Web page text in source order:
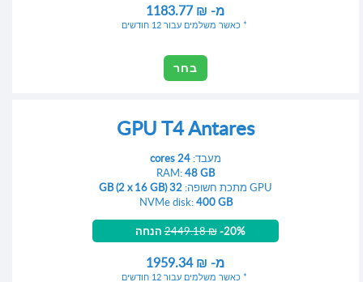
מ- 1183.77 ₪
כאשר משלמים עבור 12 חודשים
בחר
GPU T4 Antares
מעבד: 24 cores
RAM:48 GB
GPU מתכת חשופה:
32 GB (2 x 16 GB)
NVMe disk:400 GB
2449.18 ₪-20% הנחה
מ- 1959.34 ₪
כאשר משלמים עבור 12 חודשים